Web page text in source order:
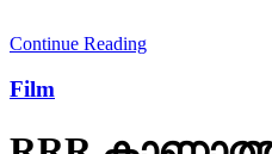
Continue Reading
Film